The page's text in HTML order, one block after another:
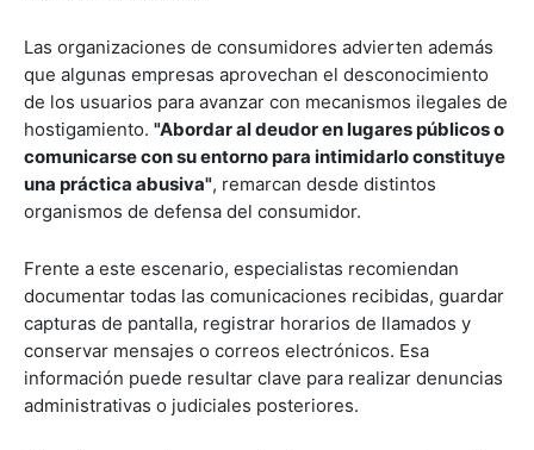
Las organizaciones de consumidores advierten además
que algunas empresas aprovechan el desconocimiento
de los usuarios para avanzar con mecanismos ilegales de
hostigamiento. "Abordar al deudor en lugares públicos o
comunicarse con su entorno para intimidarlo constituye
una práctica abusiva", remarcan desde distintos
organismos de defensa del consumidor.
Frente a este escenario, especialistas recomiendan
documentar todas las comunicaciones recibidas, guardar
capturas de pantalla, registrar horarios de llamados y
conservar mensajes o correos electrónicos. Esa
información puede resultar clave para realizar denuncias
administrativas o judiciales posteriores.